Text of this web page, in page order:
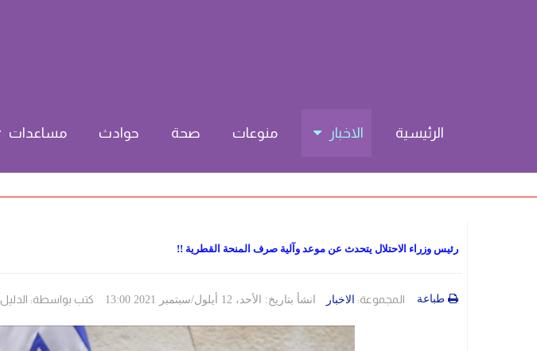
الرئيسية الاخبار منوعات صحة حوادث مساعدات
رئيس وزراء الاحتلال يتحدث عن موعد وآلية صرف المنحة القطرية !!
المجموعة: الاخبار انشأ بتاريخ: الأحد، 12 أيلول/سبتمبر 2021 13:00 كتب بواسطة: الدليل طباعة